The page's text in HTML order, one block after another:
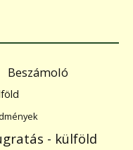
Beszámoló
- külföld